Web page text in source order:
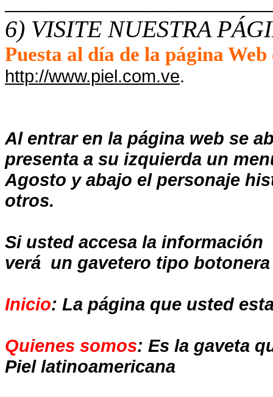
6) VISITE NUESTRA
Puesta al día de la página
http://www.piel.com.ve
Al entrar en la página web se
presenta a su izquierda un
Agosto y abajo el personaje
otros.
Si usted accesa la
verá un gavetero tipo
Inicio: La página que usted
Quienes somos: Es la gaveta
Piel latinoamericana